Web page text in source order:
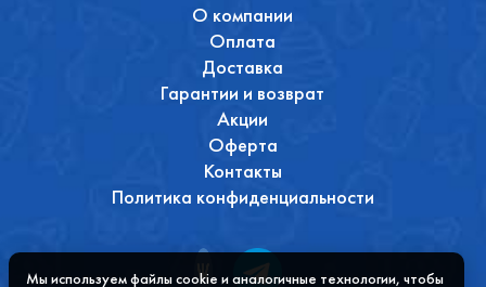
О компании
Оплата
Доставка
Гарантии и возврат
Акции
Оферта
Контакты
Политика конфиденциальности
Мы используем файлы cookie и аналогичные технологии, чтобы